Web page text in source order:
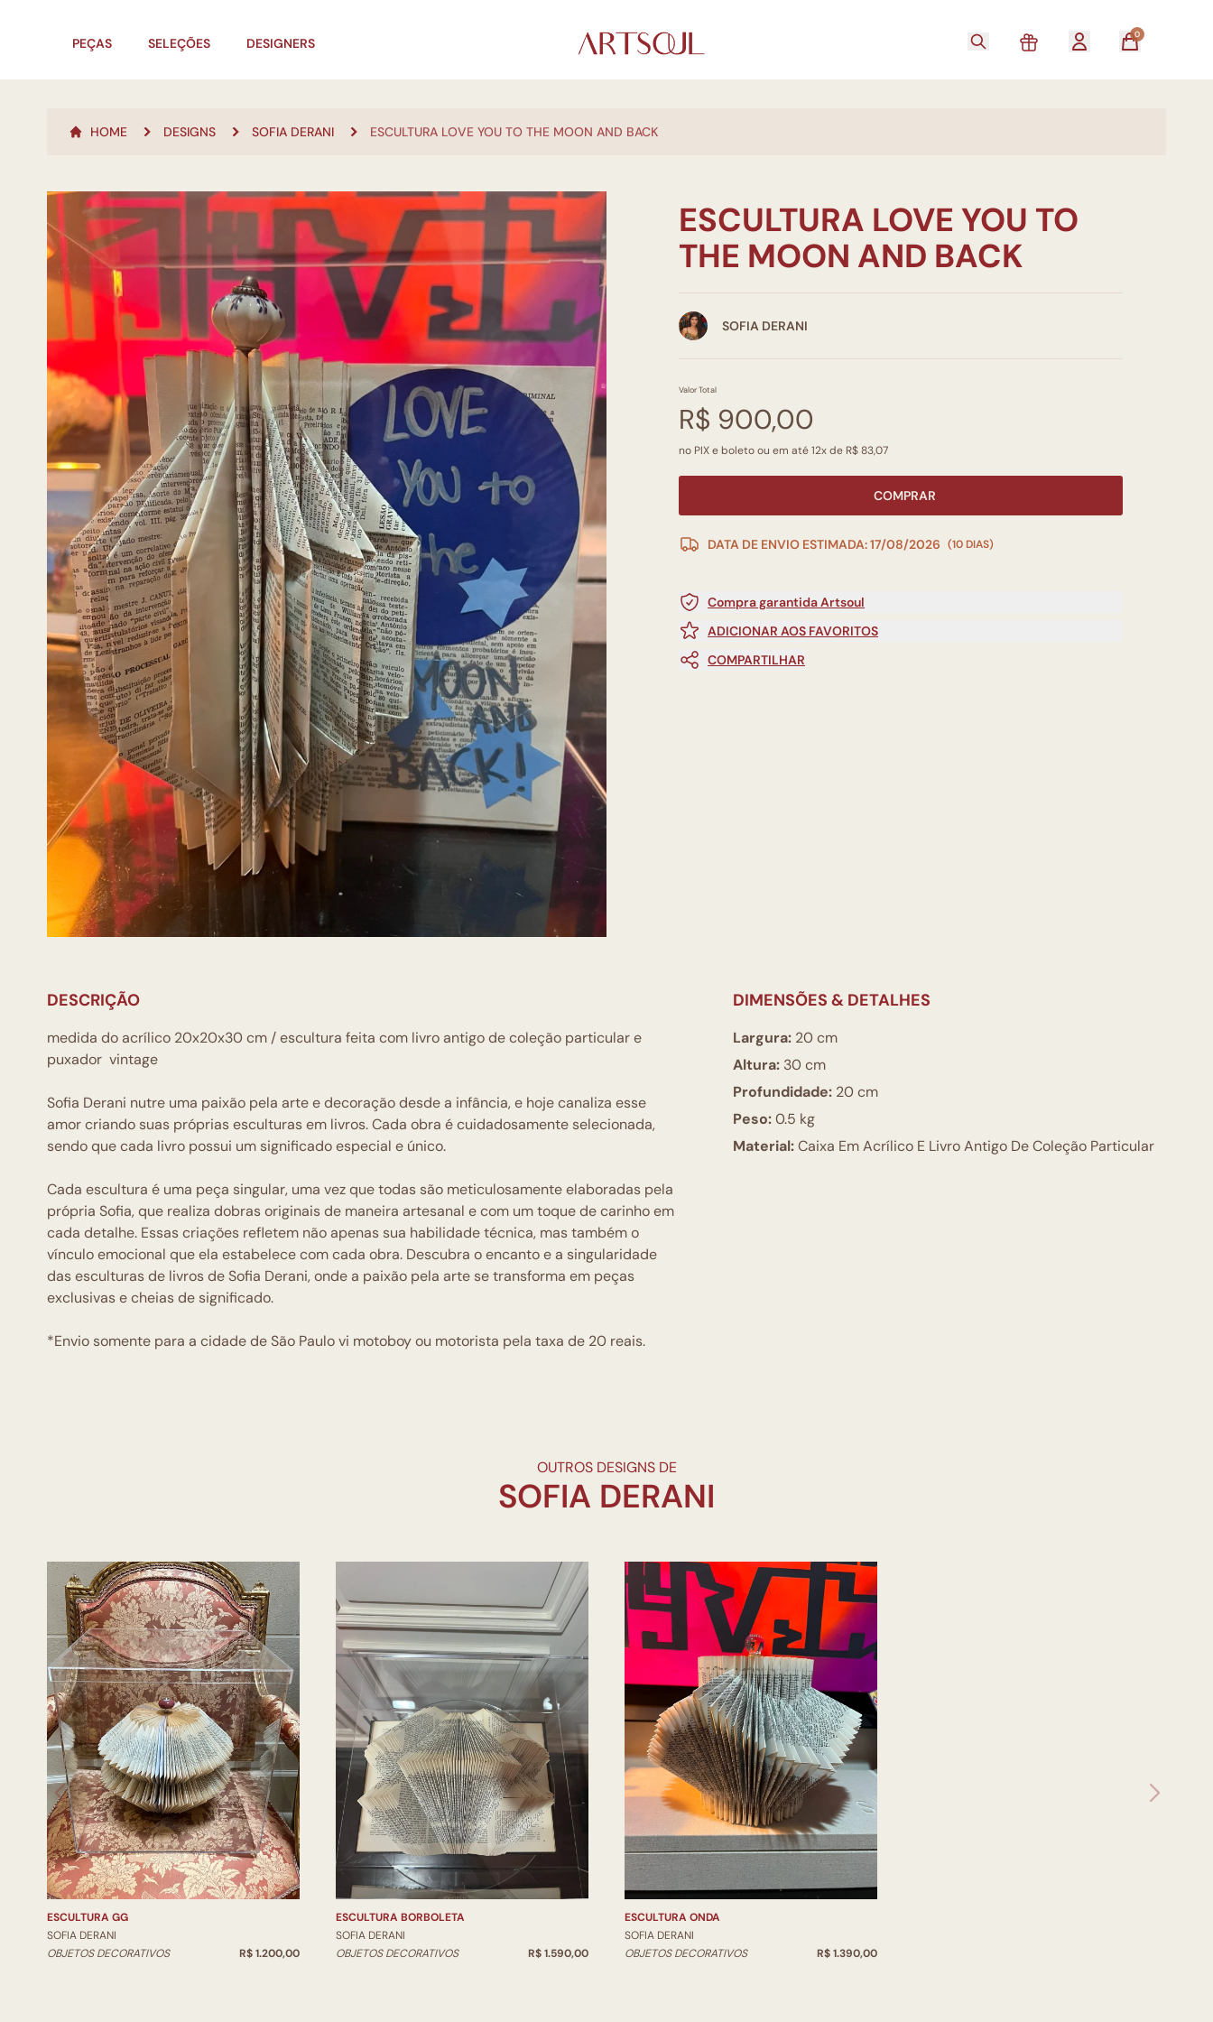
PEÇAS SELEÇÕES DESIGNERS
0
HOME DESIGNS SOFIA DERANI ESCULTURA LOVE YOU TO THE MOON AND BACK
ESCULTURA LOVE YOU TO
THE MOON AND BACK
SOFIA DERANI
Valor Total
R$ 900,00
no PIX e boleto ou em até 12x de R$ 83,07
COMPRAR
DATA DE ENVIO ESTIMADA: 17/08/2026 (10 DIAS)
Compra garantida Artsoul
ADICIONAR AOS FAVORITOS
COMPARTILHAR
DESCRIÇÃO
medida do acrílico 20x20x30 cm / escultura feita com livro antigo de coleção particular e
puxador vintage
Sofia Derani nutre uma paixão pela arte e decoração desde a infância, e hoje canaliza esse
amor criando suas próprias esculturas em livros. Cada obra é cuidadosamente selecionada,
sendo que cada livro possui um significado especial e único.
Cada escultura é uma peça singular, uma vez que todas são meticulosamente elaboradas pela
própria Sofia, que realiza dobras originais de maneira artesanal e com um toque de carinho em
cada detalhe. Essas criações refletem não apenas sua habilidade técnica, mas também o
vínculo emocional que ela estabelece com cada obra. Descubra o encanto e a singularidade
das esculturas de livros de Sofia Derani, onde a paixão pela arte se transforma em peças
exclusivas e cheias de significado.
*Envio somente para a cidade de São Paulo vi motoboy ou motorista pela taxa de 20 reais.
DIMENSÕES & DETALHES
Largura: 20 cm
Altura: 30 cm
Profundidade: 20 cm
Peso:0.5 kg
Material:Caixa Em Acrílico E Livro Antigo De Coleção Particular
OUTROS DESIGNS DE
ESCULTURA GG
SOFIA DERANI
OBJETOS DECORATIVOS
R$ 1.200,00
ESCULTURA BORBOLETA
SOFIA DERANI
OBJETOS DECORATIVOS
R$ 1.590,00
ESCULTURA ONDA
SOFIA DERANI
OBJETOS DECORATIVOS
R$ 1.390,00